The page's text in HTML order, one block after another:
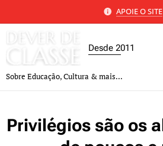
APOIE O SITE
Desde 2011
Sobre Educação, Cultura & mais...
Privilégios são os